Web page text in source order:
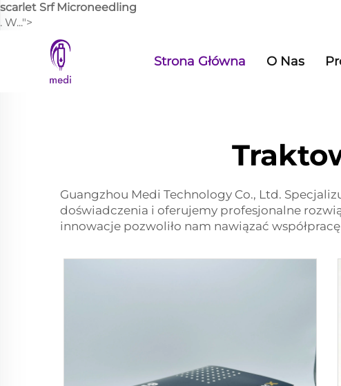
scarlet Srf Microneedling
. W...">
Strona Główna O Nas
Guangzhou Medi Technology Co., Ltd.
doświadczenia i oferujemy profesjonalne
innowacje pozwoliło nam nawiązać